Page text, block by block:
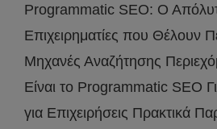
Programmatic SEO: Ο
Επιχειρηματίες που Θέλουν
Μηχανές Αναζήτησης
Είναι το Programmatic SEO
για Επιχειρήσεις Πρακτικά